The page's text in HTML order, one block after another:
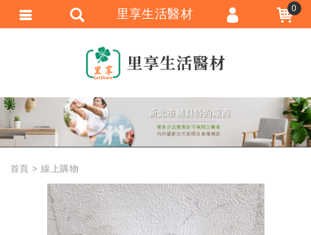
首頁 線上購物
里享生活醫材 0
會員註冊
忘記密碼
訂單查詢